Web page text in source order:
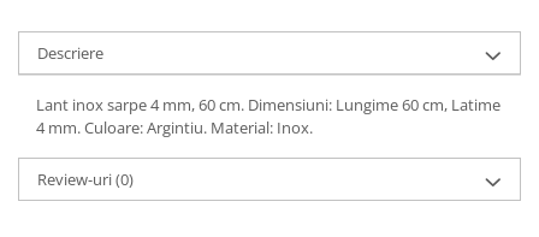
Descriere
Lant inox sarpe 4 mm, 60 cm. Dimensiuni: Lungime 60 cm, Latime
4 mm. Culoare: Argintiu. Material: Inox.
Review-uri(0)